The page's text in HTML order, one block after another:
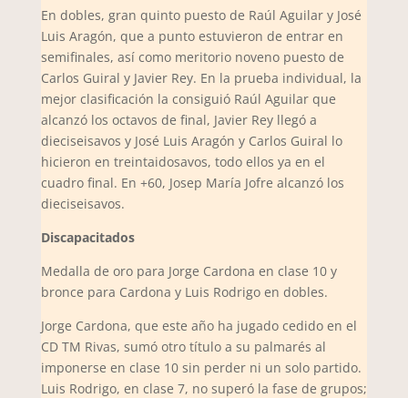
En dobles, gran quinto puesto de Raúl Aguilar y José
Luis Aragón, que a punto estuvieron de entrar en
semifinales, así como meritorio noveno puesto de
Carlos Guiral y Javier Rey. En la prueba individual, la
mejor clasificación la consiguió Raúl Aguilar que
alcanzó los octavos de final, Javier Rey llegó a
dieciseisavos y José Luis Aragón y Carlos Guiral lo
hicieron en treintaidosavos, todo ellos ya en el
cuadro final. En +60, Josep María Jofre alcanzó los
dieciseisavos.
Discapacitados
Medalla de oro para Jorge Cardona en clase 10 y
bronce para Cardona y Luis Rodrigo en dobles.
Jorge Cardona, que este año ha jugado cedido en el
CD TM Rivas, sumó otro título a su palmarés al
imponerse en clase 10 sin perder ni un solo partido.
Luis Rodrigo, en clase 7, no superó la fase de grupos;